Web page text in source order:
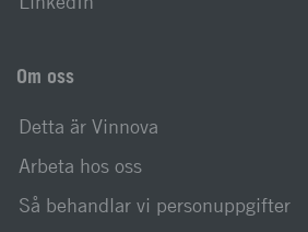
Om oss
Detta är Vinnova
Arbeta hos oss
Så behandlar vi personuppgifter